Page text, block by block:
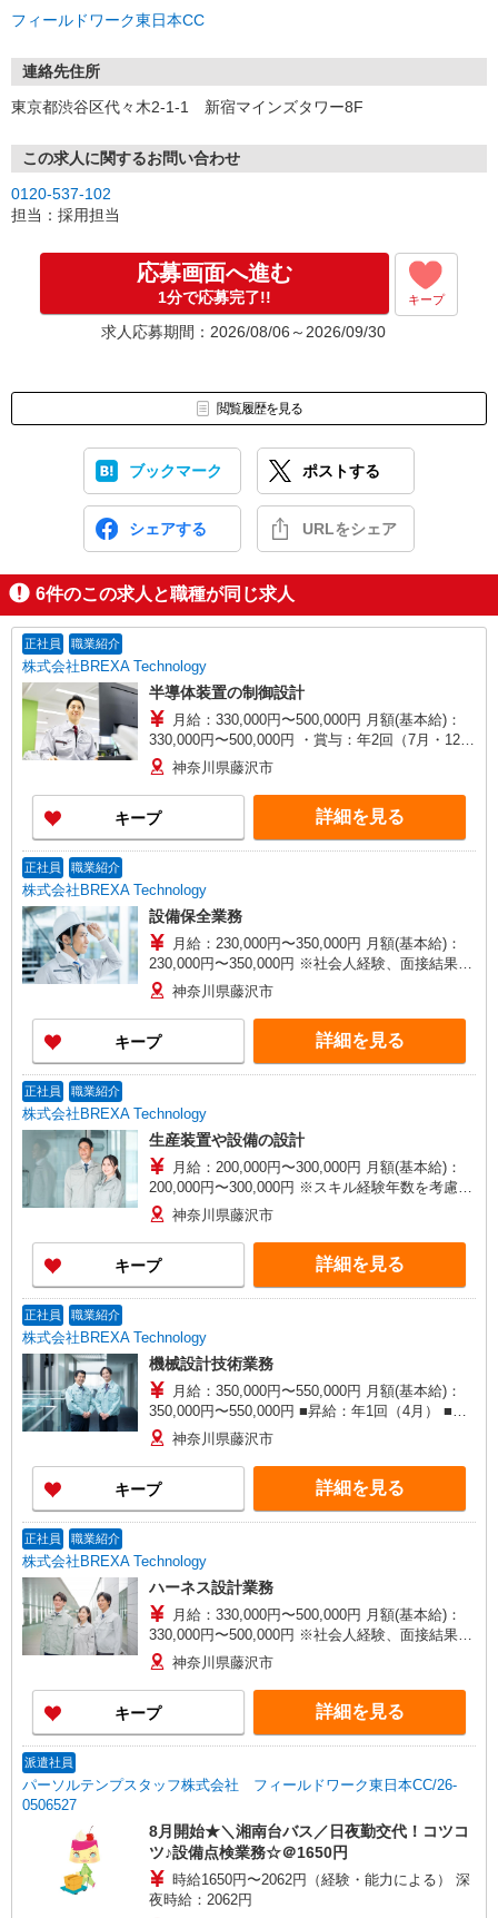
フィールドワーク東日本CC
連絡先住所
東京都渋谷区代々木2-1-1 新宿マインズタワー8F
この求人に関するお問い合わせ
0120-537-102
担当：採用担当
応募画面へ進む
1分で応募完了!! キープ
求人応募期間：2026/08/06～2026/09/30
閲覧履歴を見る
ブックマーク ポストする
シェアする URLをシェア
6件のこの求人と職種が同じ求人
正社員 職業紹介
株式会社BREXA Technology
半導体装置の制御設計
月給：330,000円〜500,000円 月額(基本給)：
330,000円〜500,000円 ・賞与：年2回（7月・12
月） ・昇給：年1回（4月） ※スキル経験年数を
考慮し話し合いの上、決定します。 【賃金形態】
月給制（月給＝基本給） 【試用期間】 あり 【試
用期間詳細】 試用期間（3ヶ月）試用期間中、条
件に変更はございません。
神奈川県藤沢市
キープ 詳細を見る
正社員 職業紹介
株式会社BREXA Technology
設備保全業務
月給：230,000円〜350,000円 月額(基本給)：
230,000円〜350,000円 ※社会人経験、面接結果等
を考慮の上決定します。 ■昇給：年1回（4月） ■
賞与：年2回（7月、12月）※過去実績2.6ヶ月
【賃金形態】 月給制（月給＝基本給） 【試用期
間】 あり 【試用期間詳細】 試用期間（3ヶ月）試
用期間中、条件に変更はございません。
神奈川県藤沢市
キープ 詳細を見る
正社員 職業紹介
株式会社BREXA Technology
生産装置や設備の設計
月給：200,000円〜300,000円 月額(基本給)：
200,000円〜300,000円 ※スキル経験年数を考慮し
話し合いの上、優遇します。 ■普通残業／深夜残
業手当：1分単位で支給 ■昇給：年1回（4月） ■
賞与：年2回（7月・12月） 【賃金形態】 月給制
（月給＝基本給） 【試用期間】 あり 【試用期間
詳細】 試用期間（3ヶ月）※期間中の待遇に変更
神奈川県藤沢市
キープ 詳細を見る
正社員 職業紹介
株式会社BREXA Technology
機械設計技術業務
月給：350,000円〜550,000円 月額(基本給)：
350,000円〜550,000円 ■昇給：年1回（4月） ■賞
与：年2回（7月・12月） 【賃金形態】 月給制
（月給＝基本給） 【試用期間】 あり 【試用期間
詳細】 試用期間（3ヶ月）
神奈川県藤沢市
キープ 詳細を見る
正社員 職業紹介
株式会社BREXA Technology
ハーネス設計業務
月給：330,000円〜500,000円 月額(基本給)：
330,000円〜500,000円 ※社会人経験、面接結果等
を考慮の上決定します。 ■昇給：年1回（4月） ■
賞与：年2回（7月、12月）※過去実績2.6ヶ月
【賃金形態】 月給制（月給＝基本給） 【試用期
間】 あり 【試用期間詳細】 試用期間（3ヶ月）試
用期間中、条件に変更はございません。
神奈川県藤沢市
キープ 詳細を見る
派遣社員
パーソルテンプスタッフ株式会社 フィールドワーク東日本CC/26-
0506527
8月開始★＼湘南台バス／日夜勤交代！コツコ
ツ♪設備点検業務☆＠1650円
時給1650円〜2062円（経験・能力による） 深
夜時給：2062円